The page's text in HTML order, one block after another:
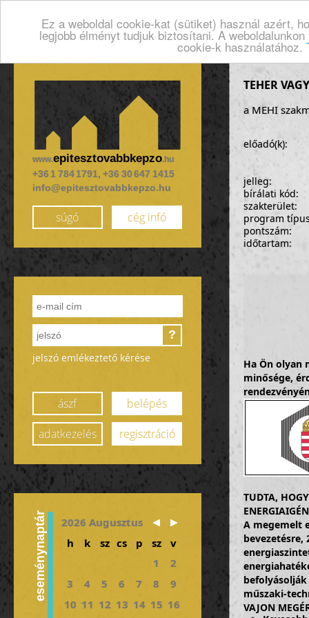
Ez a weboldal cookie-kat (sütiket) használ azért,
legjobb élményt tudjuk biztosítani. A
cookie-k használatához.
www.epitesztovabbkepzo.hu
+36 1 784 1791, +36 30 647 1415
info@epitesztovabbkepzo.hu
súgó cég infó
?
jelszó emlékeztető kérése
ászf
belépés
adatkezelés
regisztráció
eseménynaptár
2026 Augusztus
h
k sz cs p sz
v
1
2
3
4 5 6 7 8
9
10 11 12 13 14 15 16
TEHER
a MEHI
előadó(k):
jelleg:
bírálati kód:
szakterület:
program
pontszám:
időtartam:
Ha Ön olyan
minősége,
TUDTA,
A megemelt
bevezetésre,
műszaki-
VAJON